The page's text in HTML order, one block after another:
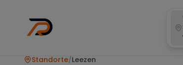
Standorte/Leezen